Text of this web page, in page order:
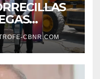
DE
CBNR.COM